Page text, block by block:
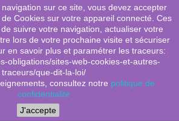
shopping_cart (0)

Menu
sur ce site, vous devez accepter
de Cookies sur votre appareil connecté. Ces
suivre votre navigation, actualiser votre
lors de votre prochaine visite et sécuriser
en savoir plus et paramétrer les traceurs:
obligations/sites-web-cookies-et-autres-
traceurs/que-dit-la-loi/
consultez notre politique de
confidentialité
J'accepte